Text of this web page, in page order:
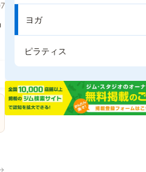
ヨガ
ピラティス